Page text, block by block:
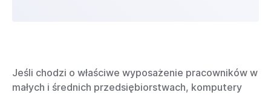
Jeśli chodzi o właściwe wyposażenie pracowników w
małych i średnich przedsiębiorstwach, komputery